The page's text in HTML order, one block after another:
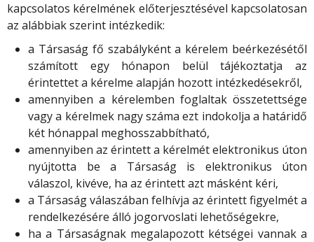
kapcsolatos kérelmének előterjesztésével kapcsolatosan
az alábbiak szerint intézkedik:
a Társaság fő szabályként a kérelem beérkezésétől
számított egy hónapon belül tájékoztatja az
érintettet a kérelme alapján hozott intézkedésekről,
amennyiben a kérelemben foglaltak összetettsége
vagy a kérelmek nagy száma ezt indokolja a határidő
két hónappal meghosszabbítható,
amennyiben az érintett a kérelmét elektronikus úton
nyújtotta be a Társaság is elektronikus úton
válaszol, kivéve, ha az érintett azt másként kéri,
a Társaság válaszában felhívja az érintett figyelmét a
rendelkezésére álló jogorvoslati lehetőségekre,
ha a Társaságnak megalapozott kétségei vannak a